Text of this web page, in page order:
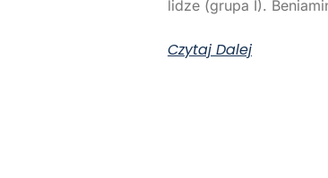
lidze (grupa I).
Czytaj Dalej